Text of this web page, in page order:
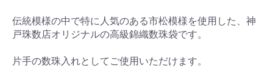
伝統模様の中で特に人気のある市松模様を使用した、神
戸珠数店オリジナルの高級錦織数珠袋です。
片手の数珠入れとしてご使用いただけます。